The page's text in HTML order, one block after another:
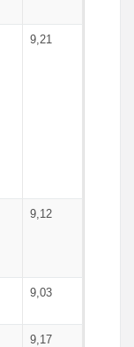
9,21
9,12
9,03
9,17